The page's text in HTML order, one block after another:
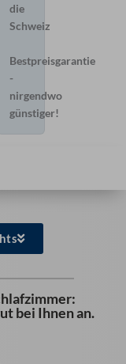
die
Schweiz
Bestpreisgarantie
-
nirgendwo
günstiger!
bei Ihnen an.